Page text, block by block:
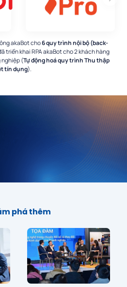
akaBot cho6 quy trình nội bộ (back-
triển khai RPA akaBot cho 2 khách hàng
nghiệp (Tự động hoá quy trình Thu thập
tín dụng).
phá thêm